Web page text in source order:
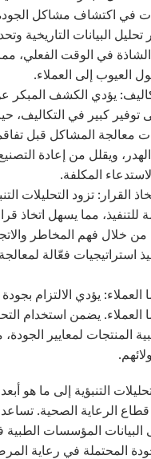
في اكتشاف مشاكل الجودة
البيانات التاريخية
الشاذة في الوقت الفعلي،
العيوب إلى العملاء.
يؤدي الكشف
توفير كبير في التكاليف،
معالجة المشاكل قبل
ويقلل من إعادة
المكلفة.
القرار: تزود التحليلات
للتنفيذ، مما يسهل اتخاذ
خلال فهم المخاطر
استراتيجيات فعّالة
العملاء: يؤدي الالتزام
العملاء. يضمن استخدام
المنتجات لمعايير
التنبؤية إلى ما هو
الرعاية الصحية. تساعد
البيانات المؤسسات الطبية
المحتملة في رعاية